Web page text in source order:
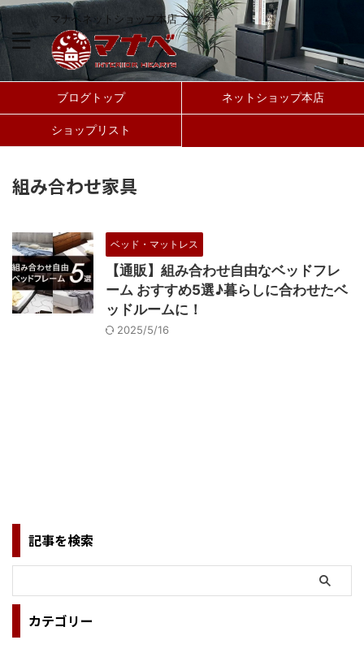
マナベネットショップ本店 ブログ
ブログトップ ネットショップ本店
ショップリスト
組み合わせ家具
ベッド・マットレス
【通販】組み合わせ自由なベッドフレ
ーム おすすめ5選♪暮らしに合わせたベ
ッドルームに！
2025/5/16
記事を検索
カテゴリー